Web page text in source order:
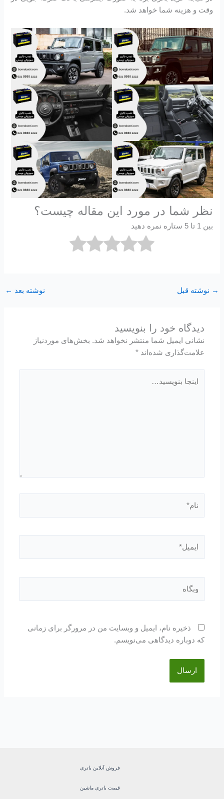
وقت و هزینه شما خواهد شد.
نظر شما در مورد این مقاله چیست؟
بین 1 تا 5 ستاره نمره دهید
→ نوشته قبل نوشته بعد ←
دیدگاه‌ خود را بنویسید
نشانی ایمیل شما منتشر نخواهد شد. بخش‌های موردنیاز
علامت‌گذاری شده‌اند*
بنویسید…
ذخیره نام، ایمیل و وبسایت من در مرورگر برای زمانی
که دوباره دیدگاهی می‌نویسم.
فروش آنلاین باتری
قیمت باتری ماشین